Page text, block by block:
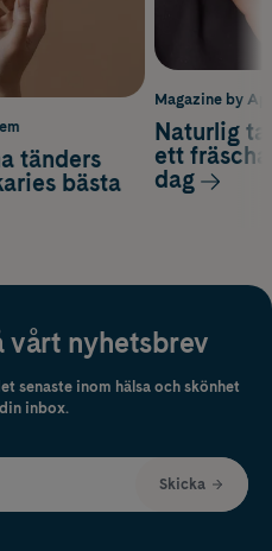
Magazine by
Naturlig
ett
dag
tänders
bästa
vårt nyhetsbrev
senaste inom hälsa och skönhet
inbox.
Skicka